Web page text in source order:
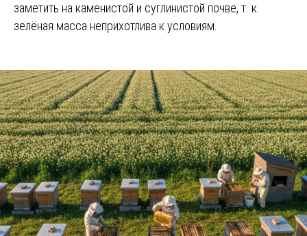
заметить на каменистой и суглинистой почве, т. к.
зелёная масса неприхотлива к условиям.